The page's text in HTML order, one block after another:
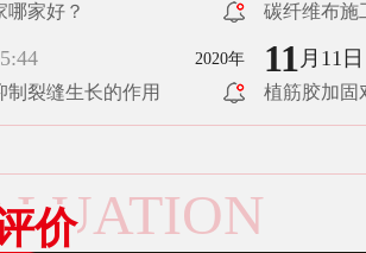
哪家好？ 碳纤维布施
2020年
制裂缝生长的作用
11 月11日
植筋胶加固
价